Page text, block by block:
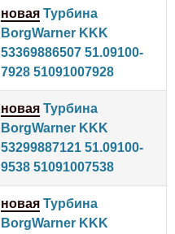
новая Турбина
BorgWarner KKK
53369886507 51.09100-
7928 51091007928
новая Турбина
BorgWarner KKK
53299887121 51.09100-
9538 51091007538
новая Турбина
BorgWarner KKK